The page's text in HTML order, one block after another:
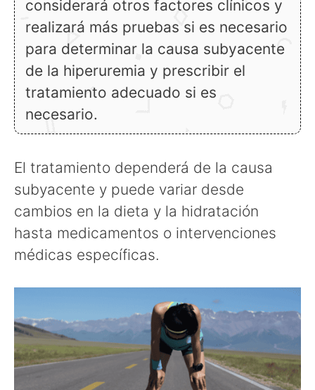
considerará otros factores clínicos y
realizará más pruebas si es necesario
para determinar la causa subyacente
de la hiperuremia y prescribir el
tratamiento adecuado si es
necesario.
El tratamiento dependerá de la causa
subyacente y puede variar desde
cambios en la dieta y la hidratación
hasta medicamentos o intervenciones
médicas específicas.